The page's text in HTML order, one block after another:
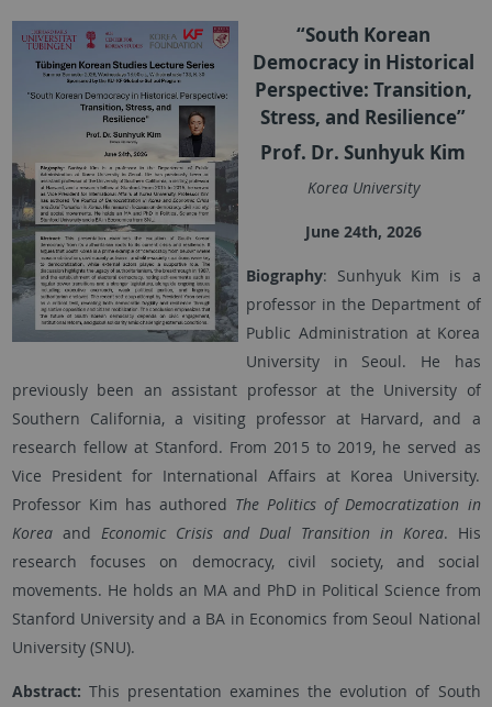
“South Korean
Democracy in Historical
Perspective: Transition,
Stress, and Resilience”
Prof. Dr. Sunhyuk Kim
Korea University
June 24th, 2026
Biography: Sunhyuk Kim is a
professor in the Department of
Public Administration at Korea
University in Seoul. He has
previously been an assistant professor at the University of
Southern California, a visiting professor at Harvard, and a
research fellow at Stanford. From 2015 to 2019, he served as
Vice President for International Affairs at Korea University.
Professor Kim has authored The Politics of Democratization in
Koreaand Economic Crisis and Dual Transition in Korea. His
research focuses on democracy, civil society, and social
movements. He holds an MA and PhD in Political Science from
Stanford University and a BA in Economics from Seoul National
University (SNU).
Abstract: This presentation examines the evolution of South